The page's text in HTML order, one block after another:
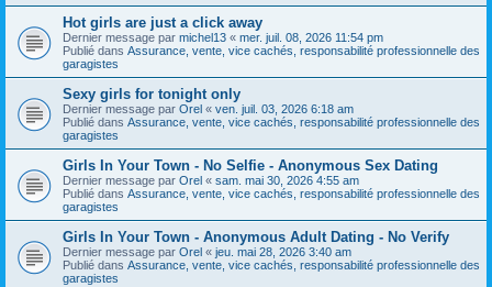
Hot girls are just a click away
Dernier message par michel13 « mer. juil. 08, 2026 11:54 pm
Publié dans Assurance, vente, vice cachés, responsabilité professionnelle des
garagistes
Sexy girls for tonight only
Dernier message par Orel « ven. juil. 03, 2026 6:18 am
Publié dans Assurance, vente, vice cachés, responsabilité professionnelle des
garagistes
Girls In Your Town - No Selfie - Anonymous Sex Dating
Dernier message par Orel « sam. mai 30, 2026 4:55 am
Publié dans Assurance, vente, vice cachés, responsabilité professionnelle des
garagistes
Girls In Your Town - Anonymous Adult Dating - No Verify
Dernier message par Orel « jeu. mai 28, 2026 3:40 am
Publié dans Assurance, vente, vice cachés, responsabilité professionnelle des
garagistes